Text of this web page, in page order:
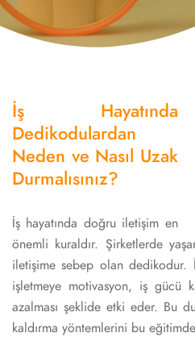
İş Hayatında
Dedikodulardan
Neden ve Nasıl Uzak
Durmalısınız?
İş hayatında doğru iletişim en
önemli kuraldır. Şirketlerde
iletişime sebep olan dedikodur.
işletmeye motivasyon, iş gücü
azalması şeklide etki eder. Bu
kaldırma yöntemlerini bu